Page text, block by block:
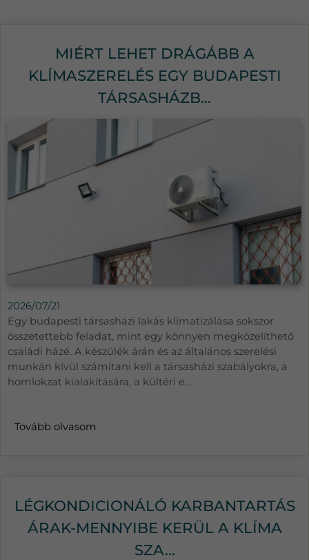
MIÉRT LEHET DRÁGÁBB A
KLÍMASZERELÉS EGY BUDAPESTI
TÁRSASHÁZB...
2026/07/21
Egy budapesti társasházi lakás klimatizálása sokszor
összetettebb feladat, mint egy könnyen megközelíthető
családi házé. A készülék árán és az általános szerelési
munkán kívül számítani kell a társasházi szabályokra, a
homlokzat kialakítására, a kültéri e...
Tovább olvasom
LÉGKONDICIONÁLÓ KARBANTARTÁS
ÁRAK-MENNYIBE KERÜL A KLÍMA
SZA...